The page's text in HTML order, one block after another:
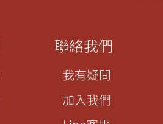
聯絡我們
我有疑問
加入我們